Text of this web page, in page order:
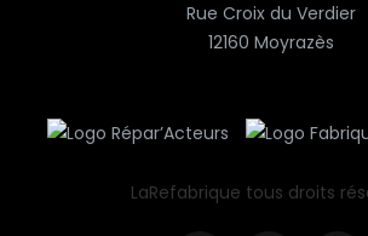
Rue Croix du Verdier
12160 Moyrazès
LaRefabrique tous droits